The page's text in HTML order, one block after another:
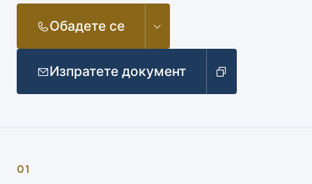
Обадете се
Изпратете документ
01